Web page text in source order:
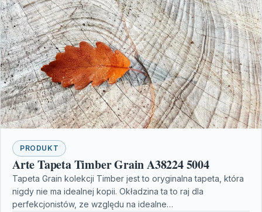
PRODUKT
Arte Tapeta Timber Grain A38224 5004
Tapeta Grain kolekcji Timber jest to oryginalna tapeta, która
nigdy nie ma idealnej kopii. Okładzina ta to raj dla
perfekcjonistów, ze względu na idealne…